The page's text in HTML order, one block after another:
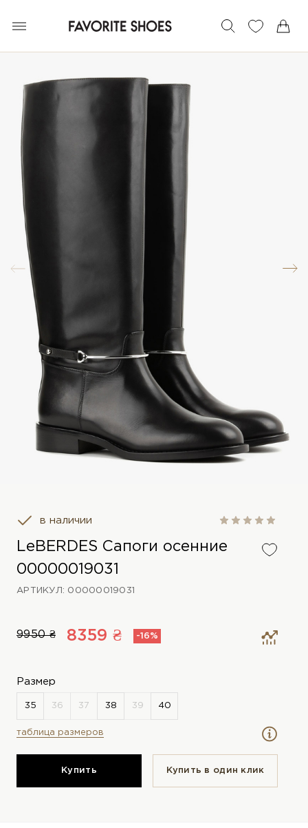
в наличии
LeBERDES Сапоги осенние
00000019031
АРТИКУЛ: 00000019031
9950 ₴ 8359 ₴ -16%
Размер
таблица размеров
Купить Купить в один клик